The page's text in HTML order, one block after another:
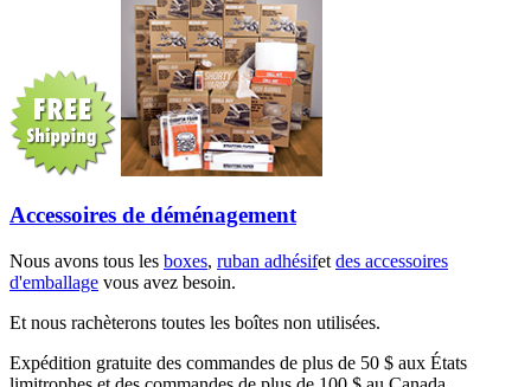
Accessoires de déménagement
Nous avons tous les boxes, ruban adhésifet des accessoires
d'emballage vous avez besoin.
Et nous rachèterons toutes les boîtes non utilisées.
Expédition gratuite des commandes de plus de 50 $ aux États